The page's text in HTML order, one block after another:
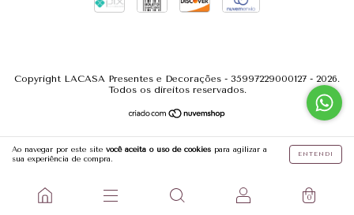
Ao navegar por este site você aceita o uso de cookies para agilizar a
sua experiência de compra.
ENTENDI
0
Copyright LACASA Presentes e Decorações - 35997229000127 - 2026.
Todos os direitos reservados.